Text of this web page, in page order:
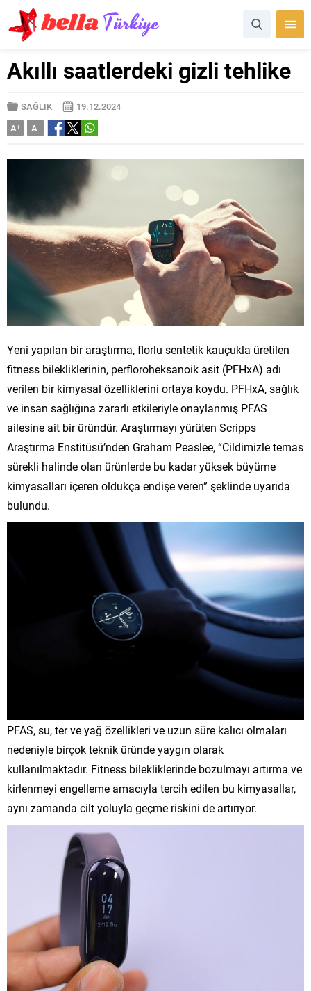
Akıllı saatlerdeki gizli tehlike
SAĞLIK
19.12.2024
A+ A-
Yeni yapılan bir araştırma, florlu sentetik kauçukla üretilen
fitness bilekliklerinin, perfloroheksanoik asit (PFHxA) adı
verilen bir kimyasal özelliklerini ortaya koydu. PFHxA, sağlık
ve insan sağlığına zararlı etkileriyle onaylanmış PFAS
ailesine ait bir üründür. Araştırmayı yürüten Scripps
Araştırma Enstitüsü’nden Graham Peaslee, “Cildimizle temas
sürekli halinde olan ürünlerde bu kadar yüksek büyüme
kimyasalları içeren oldukça endişe veren” şeklinde uyarıda
bulundu.
PFAS, su, ter ve yağ özellikleri ve uzun süre kalıcı olmaları
nedeniyle birçok teknik üründe yaygın olarak
kullanılmaktadır. Fitness bilekliklerinde bozulmayı artırma ve
kirlenmeyi engelleme amacıyla tercih edilen bu kimyasallar,
aynı zamanda cilt yoluyla geçme riskini de artırıyor.